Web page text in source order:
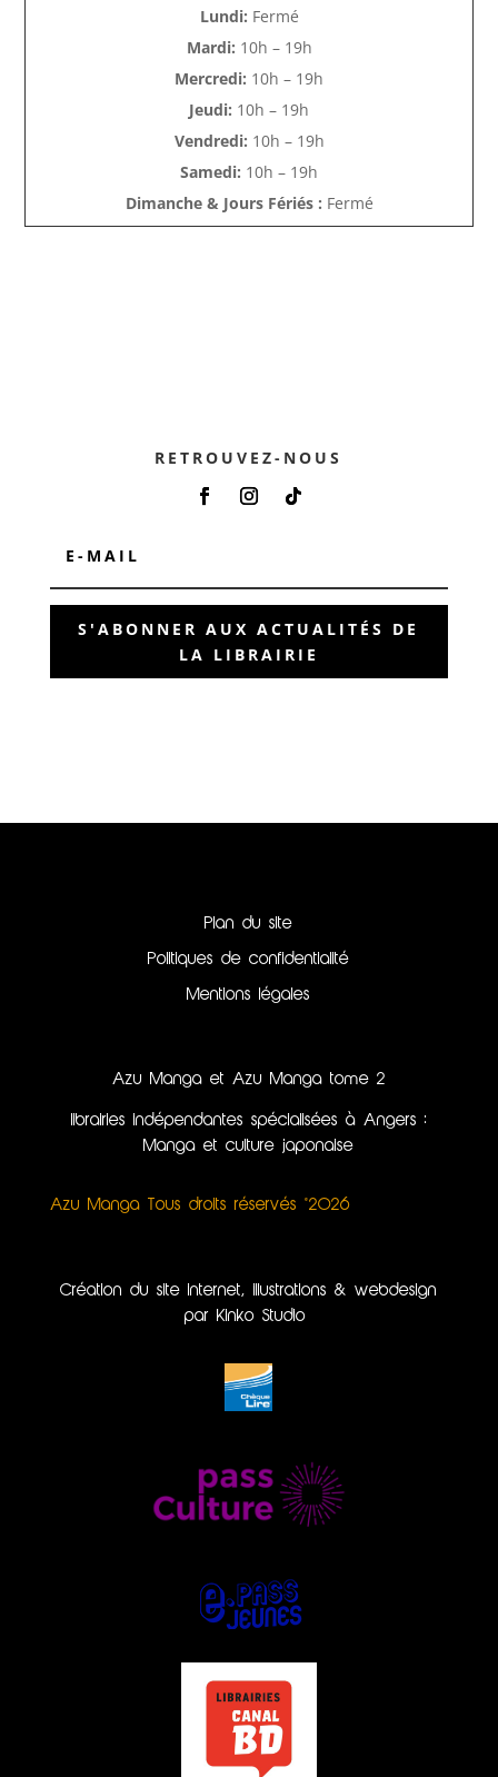
Lundi: Fermé
Mardi: 10h – 19h
Mercredi: 10h – 19h
Jeudi: 10h – 19h
Vendredi: 10h – 19h
Samedi: 10h – 19h
Dimanche & Jours Fériés : Fermé
RETROUVEZ-NOUS
S'ABONNER AUX ACTUALITÉS DE
LA LIBRAIRIE
Plan du site
Politiques de confidentialité
Mentions légales
Azu Manga et Azu Manga tome 2
librairies indépendantes spécialisées à Angers :
Manga et culture japonaise
Azu Manga Tous droits réservés ©2026
Création du site internet, illustrations & webdesign
par Kinko Studio